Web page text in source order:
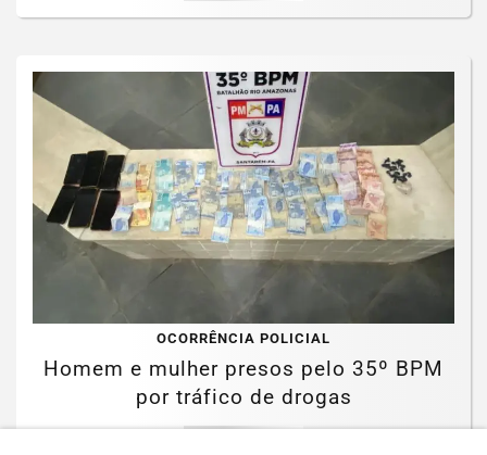
OCORRÊNCIA POLICIAL
Homem e mulher presos pelo 35º BPM
por tráfico de drogas